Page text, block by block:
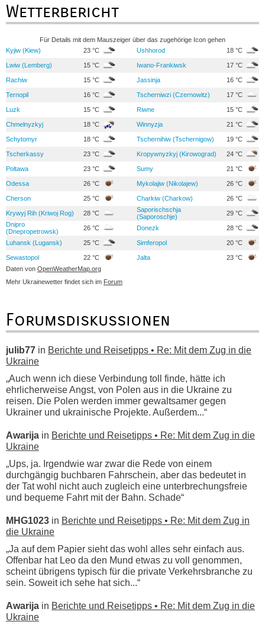
Wetterbericht
Für Details mit dem Mauszeiger über das zugehörige Icon gehen
Kyjiw (Kiew)
23 °C Ushhorod 18 °C
Lwiw (Lemberg) 15 °C Iwano-Frankiwsk 17 °C
Rachiw 15 °C Jassinja 16 °C
Ternopil 16 °C Tscherniwzi (Czernowitz) 17 °C
Luzk 15 °C Riwne 15 °C
Chmelnyzkyj 18 °C Winnyzja 21 °C
Schytomyr 18 °C Tschernihiw (Tschernigow) 19 °C
Tscherkassy 23 °C Kropywnyzkyj (Kirowograd) 24 °C
Poltawa 23 °C Sumy 21 °C
Odessa 26 °C Mykolajiw (Nikolajew) 26 °C
Cherson 25 °C Charkiw (Charkow) 26 °C
Krywyj Rih (Kriwoj Rog) 28 °C
Saporischschja
(Saporoschje)
29 °C
Dnipro
(Dnepropetrowsk)
26 °C Donezk 28 °C
Luhansk (Lugansk) 25 °C Simferopol 20 °C
Sewastopol 22 °C Jalta
23 °C
Daten von OpenWeatherMap.org
Mehr Ukrainewetter findet sich im Forum
Forumsdiskussionen
julib77 in Berichte und Reisetipps • Re: Mit dem Zug in die
Ukraine
„Auch wenn ich diese Verbindung toll finde, hätte ich
ehrlicherweise Angst, von Polen aus in die Ukraine zu
reisen. Die Polen werden immer gewaltsamer gegen
Ukrainer und ukrainische Projekte. Außerdem...“
Awarija in Berichte und Reisetipps • Re: Mit dem Zug in die
Ukraine
„Ups, ja. Irgendwie war zwar die Rede von einem
durchgängig buchbaren Fahrschein, aber das bedeutet in
der Tat wohl nicht auch zugleich eine unterbrechungsfreie
und bequeme Fahrt mit der Bahn. Schade“
MHG1023 in Berichte und Reisetipps • Re: Mit dem Zug in
die Ukraine
„Ja auf dem Papier sieht das wohl alles sehr einfach aus.
Offenbar hat Leo da den Mund etwas zu voll genommen,
scheint übrigens typisch für die private Verkehrsbranche zu
sein. Soweit ich sehe hat sich...“
Awarija in Berichte und Reisetipps • Re: Mit dem Zug in die
Ukraine